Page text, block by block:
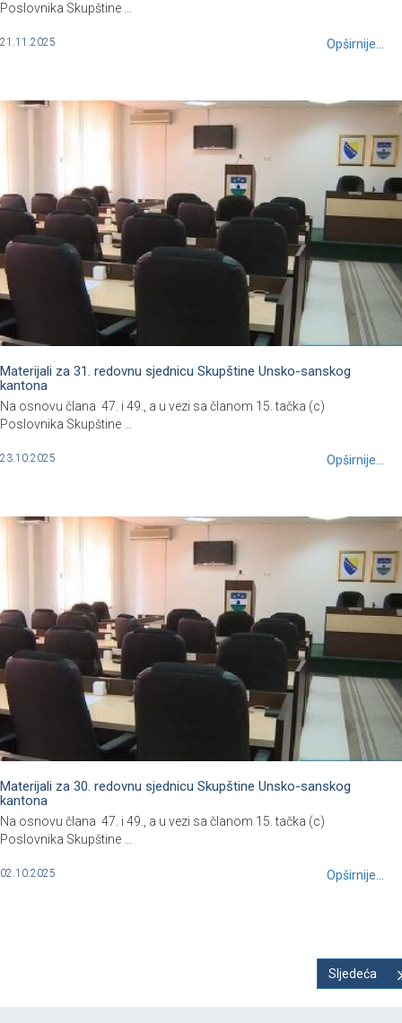
Poslovnika Skupštine ...
21.11.2025 Opširnije...
Materijali za 31. redovnu sjednicu Skupštine Unsko-sanskog
kantona
Na osnovu člana 47. i 49., a u vezi sa članom 15. tačka (c)
Poslovnika Skupštine ...
23.10.2025 Opširnije...
Materijali za 30. redovnu sjednicu Skupštine Unsko-sanskog
kantona
Na osnovu člana 47. i 49., a u vezi sa članom 15. tačka (c)
Poslovnika Skupštine ...
02.10.2025 Opširnije...
Sljedeća